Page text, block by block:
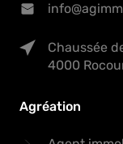
Chaussée
4000
Agréation